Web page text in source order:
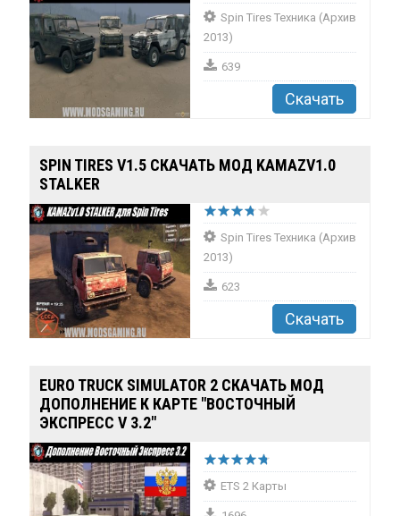
Spin Tires Техника (Архив
2013)
639
Скачать
SPIN TIRES V1.5 СКАЧАТЬ МОД KAMAZV1.0
STALKER
Spin Tires Техника (Архив
2013)
623
Скачать
EURO TRUCK SIMULATOR 2 СКАЧАТЬ МОД
ДОПОЛНЕНИЕ К КАРТЕ "ВОСТОЧНЫЙ
ЭКСПРЕСС V 3.2"
ETS 2 Карты